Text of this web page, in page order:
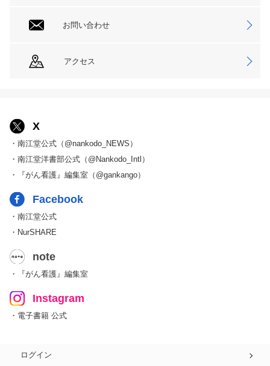
お問い合わせ
アクセス
X
・南江堂公式（@nankodo_NEWS）
・南江堂洋書部公式（@Nankodo_Intl）
・『がん看護』編集室（@gankango）
Facebook
・南江堂公式
・NurSHARE
note
・『がん看護』編集室
Instagram
・電子書籍 公式
ログイン